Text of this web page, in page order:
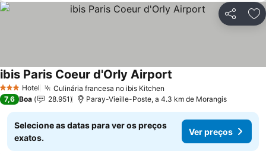
Partilhar
3 EstrelasHotel Culinária francesa no ibis Kitchen
ibis Paris Coeur d'Orly Airport
7,6 Boa 28.951 Paray-Vieille-Poste, a 4.3 km de Morangis
Selecione as datas para ver os preços
exatos.
Ver preços